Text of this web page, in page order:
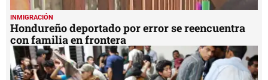
INMIGRACIÓN
Hondureño deportado por error se reencuentra
con familia en frontera